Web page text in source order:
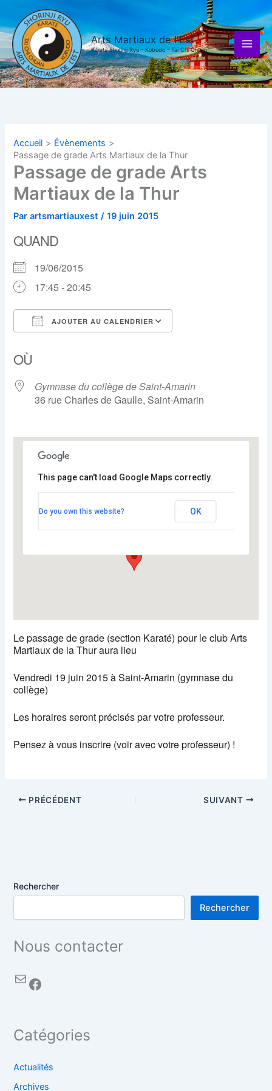
contenu
Arts Martiaux de l'Est
Karaté Shorinji Ryu - Kobudo - Tai Chi Chuan
Accueil
Évènements
Passage de grade Arts Martiaux de la Thur
Passage de grade Arts
Martiaux de la Thur
Parartsmartiauxest/19 juin 2015
QUAND
19/06/2015
17:45 - 20:45
AJOUTER AU CALENDRIER
OÙ
Gymnase du collège de Saint-Amarin
36 rue Charles de Gaulle, Saint-Amarin
Gymnase du collège de Saint-
Amarin
Voir Évènements
This page can't load Google Maps correctly.
Do you own this website? OK
Le passage de grade (section Karaté) pour le club Arts
Martiaux de la Thur aura lieu
Vendredi 19 juin 2015 à Saint-Amarin (gymnase du
collège)
Les horaires seront précisés par votre professeur.
Pensez à vous inscrire (voir avec votre professeur) !
PRÉCÉDENT SUIVANT
Rechercher
Rechercher
Nous contacter
Catégories
Actualités
Archives